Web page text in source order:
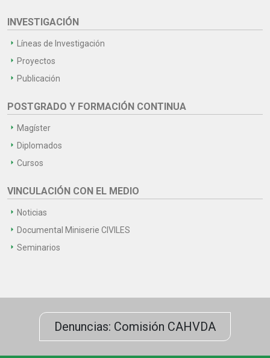
INVESTIGACIÓN
Líneas de Investigación
Proyectos
Publicación
POSTGRADO Y FORMACIÓN CONTINUA
Magíster
Diplomados
Cursos
VINCULACIÓN CON EL MEDIO
Noticias
Documental Miniserie CIVILES
Seminarios
Denuncias: Comisión CAHVDA